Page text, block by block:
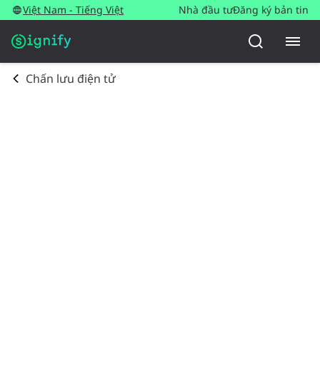
Việt Nam - Tiếng Việt Nhà đầu tưĐăng ký bản tin
Chấn lưu điện tử​